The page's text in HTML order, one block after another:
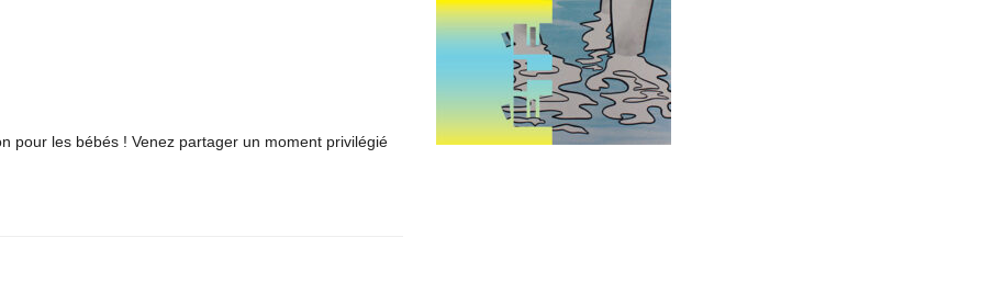
pour les bébés ! Venez partager un moment privilégié